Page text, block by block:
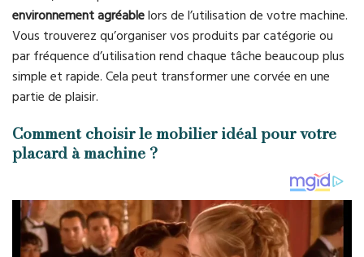
environnement agréablelors de l’utilisation de votre machine.
Vous trouverez qu’organiser vos produits par catégorie ou
par fréquence d’utilisation rend chaque tâche beaucoup plus
simple et rapide. Cela peut transformer une corvée en une
partie de plaisir.
Comment choisir le mobilier idéal pour votre
placard à machine ?